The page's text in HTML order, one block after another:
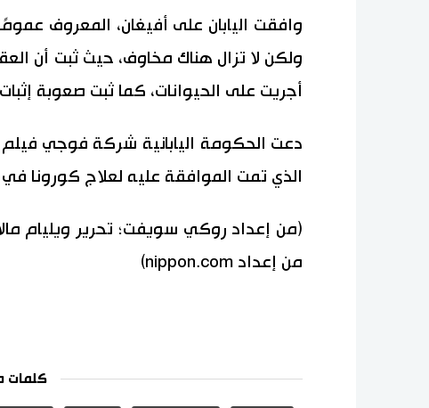
وافقت اليابان على أفيغان، المعروف
ولكن لا تزال هناك مخاوف، حيث ثبت أن
أجريت على الحيوانات، كما ثبت صعوبة
دعت الحكومة اليابانية شركة فوجي فيلم
الذي تمت الموافقة عليه لعلاج كورونا في
(من إعداد روكي سويفت؛ تحرير ويليام
من إعداد nippon.com)
كلمات